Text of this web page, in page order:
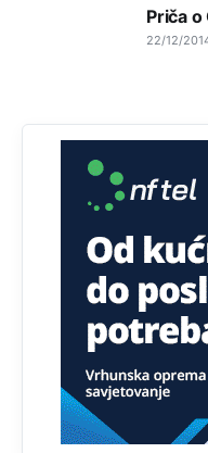
Priča
22/12/
Prema zvaničnim
Bosni i Hercegovini je
Prema podacima o
tehnologijama, čak
nema pristup
Анонимно2818605 јуче
Najveći dio
koristi internet, niti
Анонимно2818605
Uvođenje pravila da
(krstića) kružić ispred
obojiti (popuniti)